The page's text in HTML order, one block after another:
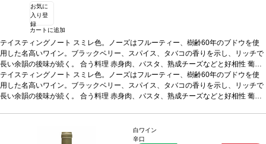
お気に
入り登
録
カートに追加
テイスティングノート スミレ色。ノーズはフルーティー、樹齢60年のブドウを使
用した名高いワイン。ブラックベリー、スパイス、タバコの香りを示し、リッチで
長い余韻の後味が続く。 合う料理 赤身肉、パスタ、熟成チーズなどと好相性 葡萄
品種100%シラー
テイスティングノート スミレ色。ノーズはフルーティー、樹齢60年のブドウを使
用した名高いワイン。ブラックベリー、スパイス、タバコの香りを示し、リッチで
長い余韻の後味が続く。 合う料理 赤身肉、パスタ、熟成チーズなどと好相性 葡萄
白ワイン
辛口